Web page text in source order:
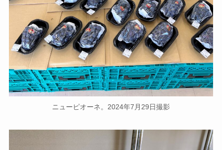
ニューピオーネ。2024年7月29日撮影